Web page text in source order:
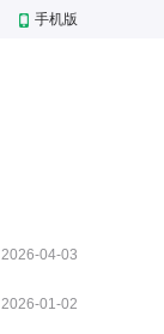
手机版
2026-04-03
2026-01-02